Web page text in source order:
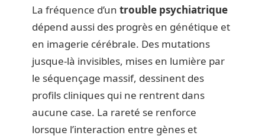
La fréquence d’un trouble psychiatrique
dépend aussi des progrès en génétique et
en imagerie cérébrale. Des mutations
jusque-là invisibles, mises en lumière par
le séquençage massif, dessinent des
profils cliniques qui ne rentrent dans
aucune case. La rareté se renforce
lorsque l’interaction entre gènes et